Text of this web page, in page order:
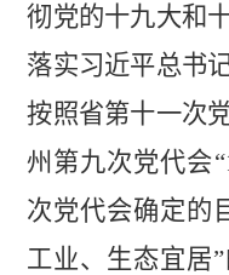
彻党的十九大和
落实习近平总书
按照省第十一次
州第九次党代会“
次党代会确定的
工业、生态宜居